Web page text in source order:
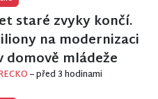
staré zvyky končí.
na modernizaci
domově mládeže
– před 3 hodinami